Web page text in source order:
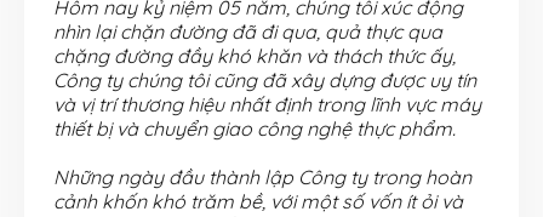
Hôm nay kỷ niệm 05 năm, chúng tôi xúc động
nhìn lại chặn đường đã đi qua, quả thực qua
chặng đường đầy khó khăn và thách thức ấy,
Công ty chúng tôi cũng đã xây dựng được uy tín
và vị trí thương hiệu nhất định trong lĩnh vực máy
thiết bị và chuyển giao công nghệ thực phẩm.
Những ngày đầu thành lập Công ty trong hoàn
cảnh khốn khó trăm bề, với một số vốn ít ỏi và